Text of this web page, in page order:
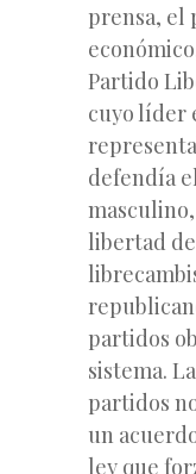
prensa, el
Partido
cuyo líder
defendía
libertad
partidos
sistema.
partidos
un
ley que